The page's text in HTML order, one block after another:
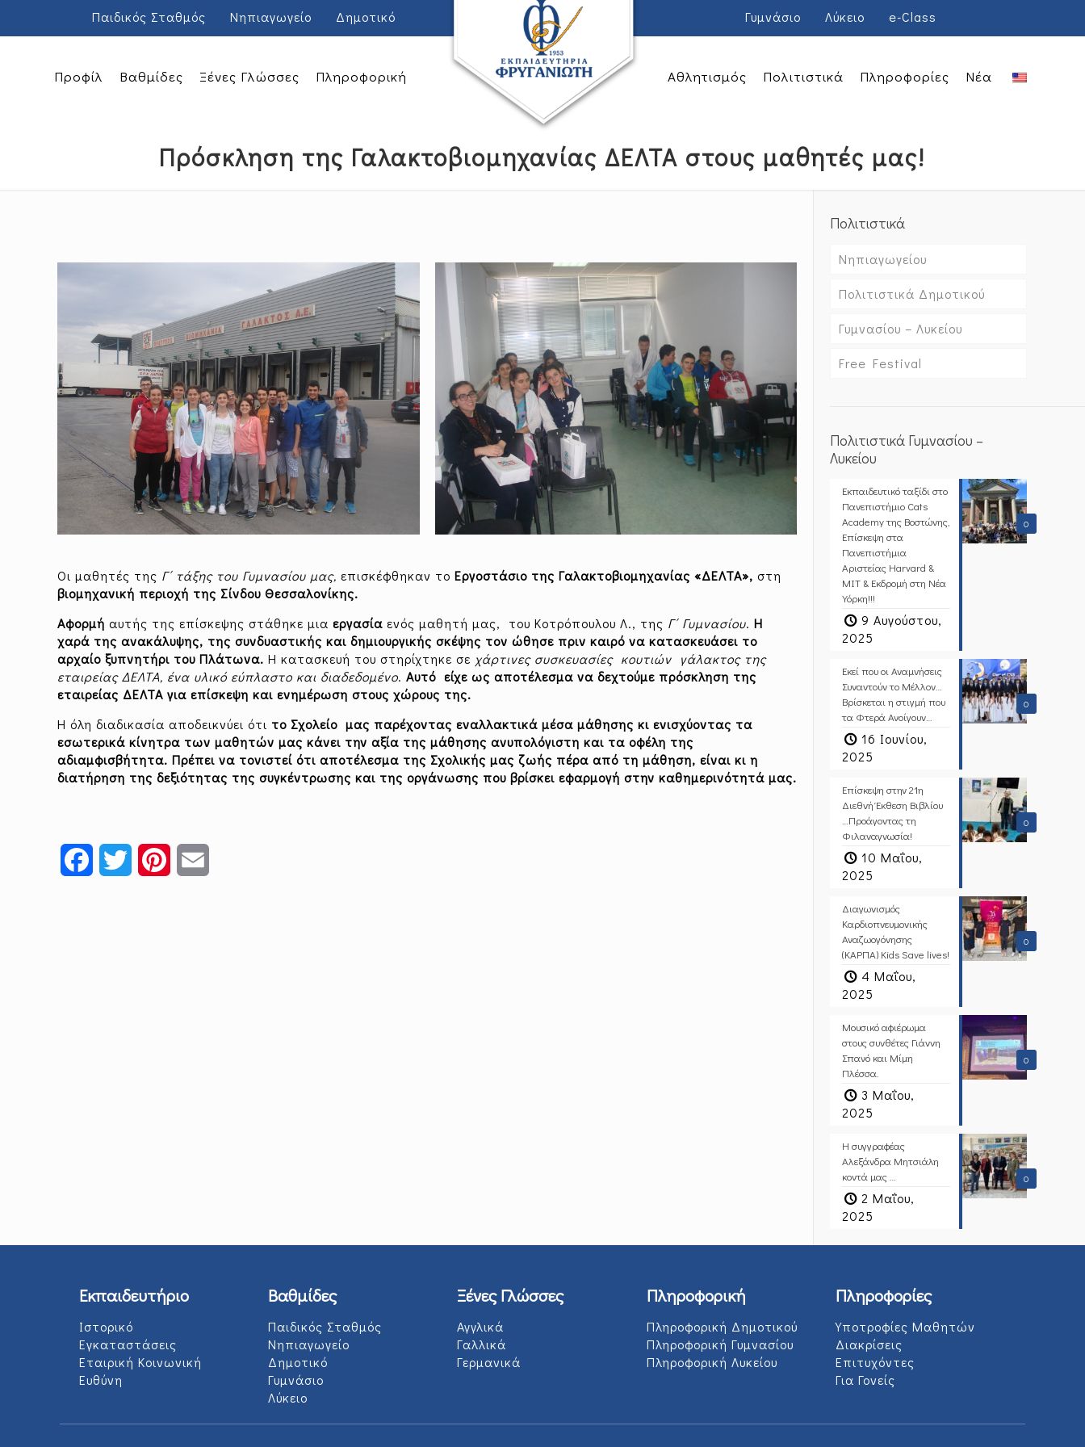
Παιδικός Σταθμός Νηπιαγωγείο Δημοτικό Γυμνάσιο Λύκειο e-Class
Προφίλ Βαθμίδες Ξένες Γλώσσες Πληροφορική Αθλητισμός Πολιτιστικά Πληροφορίες Νέα
Πρόσκληση της Γαλακτοβιομηχανίας ΔΕΛΤΑ στους μαθητές μας!
Οι μαθητές της Γ΄ τάξης του Γυμνασίου μας,επισκέφθηκαν τοΕργοστάσιο της Γαλακτοβιομηχανίας «ΔΕΛΤΑ», στη
βιομηχανική περιοχή της Σίνδου Θεσσαλονίκης.
Αφορμήαυτής της επίσκεψης στάθηκε μια εργασία ενός μαθητή μας, του Κοτρόπουλου Λ., της Γ΄ Γυμνασίου.Η
χαρά της ανακάλυψης, της συνδυαστικής και δημιουργικής σκέψης τον ώθησε πριν καιρό να κατασκευάσει το
αρχαίο ξυπνητήρι του Πλάτωνα. Η κατασκευή του στηρίχτηκε σε χάρτινες συσκευασίες κουτιών γάλακτος της
εταιρείας ΔΕΛΤΑ, ένα υλικό εύπλαστο και διαδεδομένο.Αυτό είχε ως αποτέλεσμα να δεχτούμε πρόσκληση της
εταιρείας ΔΕΛΤΑ για επίσκεψη και ενημέρωση στους χώρους της.
Η όλη διαδικασία αποδεικνύει ότι το Σχολείο μας παρέχοντας εναλλακτικά μέσα μάθησης κι ενισχύοντας τα
εσωτερικά κίνητρα των μαθητών μας κάνει την αξία της μάθησης ανυπολόγιστη και τα οφέλη της
αδιαμφισβήτητα. Πρέπει να τονιστεί ότι αποτέλεσμα της Σχολικής μας ζωής πέρα από τη μάθηση, είναι κι η
διατήρηση της δεξιότητας της συγκέντρωσης και της οργάνωσης που βρίσκει εφαρμογή στην καθημερινότητά μας.
FacebookTwitter Pinterest
Πολιτιστικά
Νηπιαγωγείου
Πολιτιστικά Δημοτικού
Γυμνασίου – Λυκείου
Free Festival
Πολιτιστικά Γυμνασίου –
Λυκείου
0
Εκπαιδευτικό ταξίδι στο
Πανεπιστήμιο Cats
Academy της Βοστώνης,
Επίσκεψη στα
Πανεπιστήμια
Αριστείας Harvard &
MIT & Εκδρομή στη Νέα
Υόρκη!!!
9 Αυγούστου,
2025
0
Εκεί που οι Αναμνήσεις
Συναντούν το Μέλλον…
Βρίσκεται η στιγμή που
τα Φτερά Ανοίγουν…
16 Ιουνίου,
2025
0
Επίσκεψη στην 21η
Διεθνή Έκθεση Βιβλίου
…Προάγοντας τη
Φιλαναγνωσία!
10 Μαΐου,
2025
0
Διαγωνισμός
Καρδιοπνευμονικής
Αναζωογόνησης
(ΚΑΡΠΑ) Kids Save lives!
4 Μαΐου,
2025
0
Μουσικό αφιέρωμα
στους συνθέτες Γιάννη
Σπανό και Μίμη
Πλέσσα.
3 Μαΐου,
2025
0
Η συγγραφέας
Αλεξάνδρα Μητσιάλη
κοντά μας …
2 Μαΐου,
2025
Εκπαιδευτήριο
Ιστορικό
Εγκαταστάσεις
Εταιρική Κοινωνική
Ευθύνη
Βαθμίδες
Παιδικός Σταθμός
Νηπιαγωγείο
Δημοτικό
Γυμνάσιο
Λύκειο
Ξένες Γλώσσες
Αγγλικά
Γαλλικά
Γερμανικά
Πληροφορική
Πληροφορική Δημοτικού
Πληροφορική Γυμνασίου
Πληροφορική Λυκείου
Πληροφορίες
Υποτροφίες Μαθητών
Διακρίσεις
Επιτυχόντες
Για Γονείς